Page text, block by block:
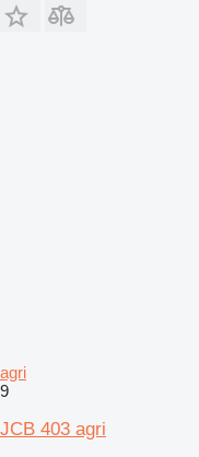
agri
9
JCB 403 agri